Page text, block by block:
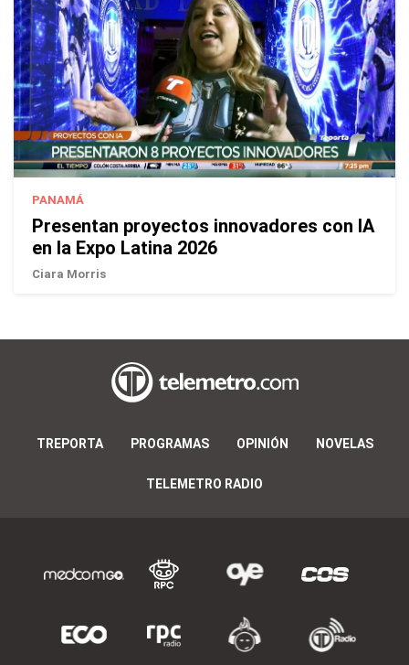
PANAMÁ
Presentan proyectos innovadores con IA
en la Expo Latina 2026
Ciara Morris
TREPORTA PROGRAMAS OPINIÓN NOVELAS
TELEMETRO RADIO